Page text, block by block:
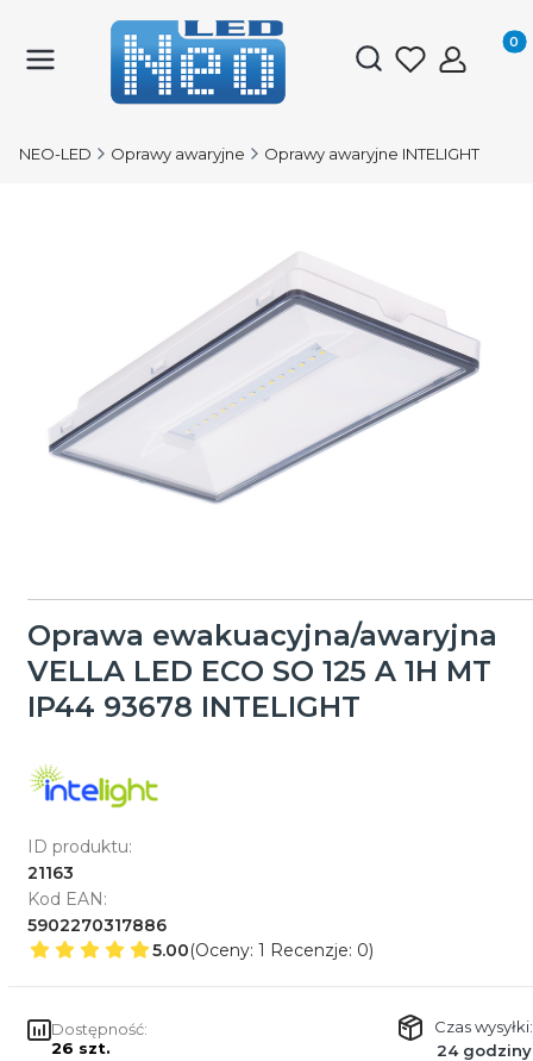
Otwórz
NEO-LED Oprawy awaryjne Oprawy awaryjne INTELIGHT
Oprawa ewakuacyjna/awaryjna
VELLA LED ECO SO 125 A 1H MT
IP44 93678 INTELIGHT
ID produktu:
21163
Kod EAN:
5902270317886
5.00(Oceny: 1 Recenzje: 0)
Dostępność:
26 szt.
Czas wysyłki:
24 godziny